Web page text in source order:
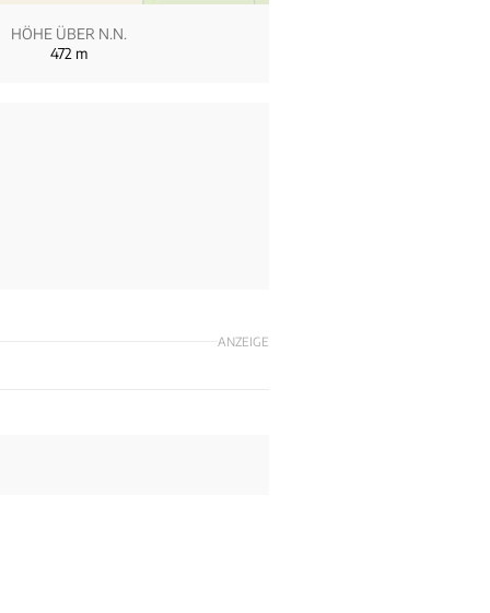
HÖHE ÜBER N.N.
472 m
ANZEIGE